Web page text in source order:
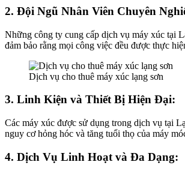
2. Đội Ngũ Nhân Viên Chuyên
Những công ty cung cấp dịch vụ máy xúc tại
đảm bảo rằng mọi công việc đều được thực
Dịch vụ cho thuê máy xúc lạng sơn
3. Linh Kiện và Thiết Bị Hiện Đại:
Các máy xúc được sử dụng trong dịch vụ tại
nguy cơ hỏng hóc và tăng tuổi thọ của máy
4. Dịch Vụ Linh Hoạt và Đa Dạng: